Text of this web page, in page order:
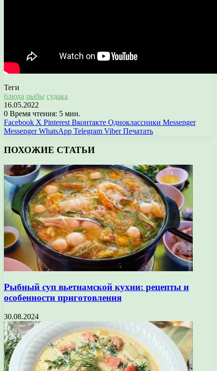
Теги
блюда рыбы судака
16.05.2022
0 Время чтения: 5 мин.
Facebook X Pinterest Вконтакте Одноклассники Messenger
Messenger WhatsApp Telegram Viber Печатать
ПОХОЖИЕ СТАТЬИ
Рыбный суп вьетнамской кухни: рецепты и
особенности приготовления
30.08.2024